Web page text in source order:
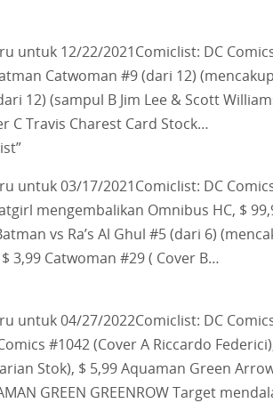
untuk 12/22/2021Comiclist: DC
Catwoman #9 (dari 12)
12) (sampul B Jim Lee & Scott
C Travis Charest Card Stock…
untuk 03/17/2021Comiclist: DC
mengembalikan Omnibus HC, $
vs Ra’s Al Ghul #5 (dari 6)
3,99 Catwoman #29 ( Cover B…
untuk 04/27/2022Comiclist: DC
#1042 (Cover A Riccardo
Stok), $ 5,99 Aquaman Green
GREEN GREENROW Target